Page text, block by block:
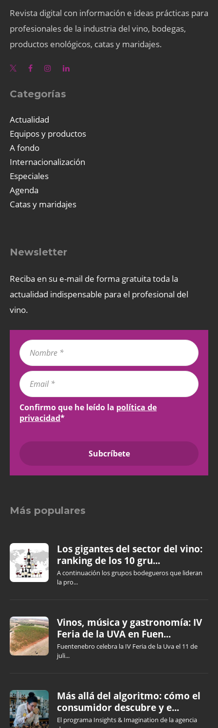
Revista digital con información e ideas prácticas para
profesionales de la industria del vino, bodegas,
productos enológicos, catas y maridajes.
Categorías
Actualidad
Equipos y productos
A fondo
Internacionalización
Especiales
Agenda
Catas y maridajes
Newsletter
Reciba en su e-mail de forma gratuita toda la
actualidad indispensable para el profesional del
vino.
Confirmo que he leído la política de
privacidad*
Más populares
Los gigantes del sector del vino:
ranking de los 10 gru...
A continuación los grupos bodegueros que lideran
la pro...
Vinos, música y gastronomía: IV
Feria de la UVA en Fuen...
Fuentenebro celebra la IV Feria de la Uva el 11 de
juli...
Más allá del algoritmo: cómo el
consumidor descubre y e...
El programa Insights & Imagination de la agencia